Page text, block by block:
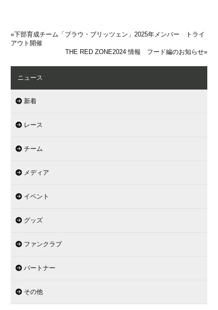
«下部育成チーム「ブラウ・ブリッツェン」2025年メンバー トライ
アウト開催
THE RED ZONE2024 情報 フード編のお知らせ»
ニュース
新着
レース
チーム
メディア
イベント
グッズ
ファンクラブ
パートナー
その他